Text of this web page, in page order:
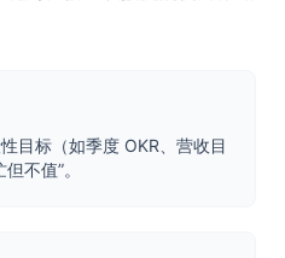
目标（如季度 OKR、营收目
不值”。